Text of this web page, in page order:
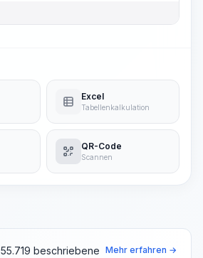
Excel
Tabellenkalkulation
QR-Code
Scannen
55.719 beschriebene Mehr erfahren →